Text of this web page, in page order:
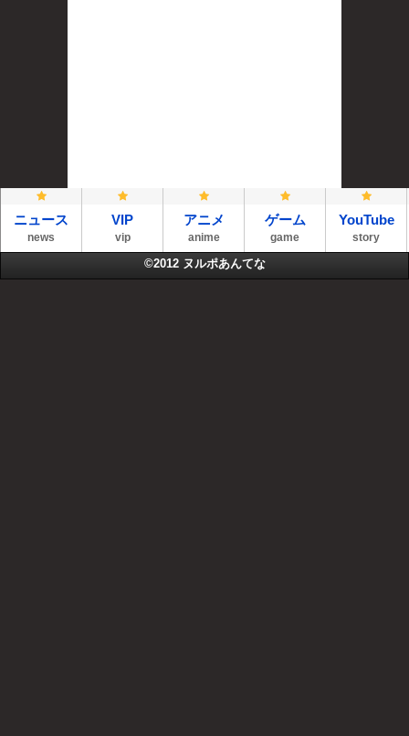
ニュース
news
VIP
vip
アニメ
anime
ゲーム
game
YouTube
story
©2012 ヌルポあんてな